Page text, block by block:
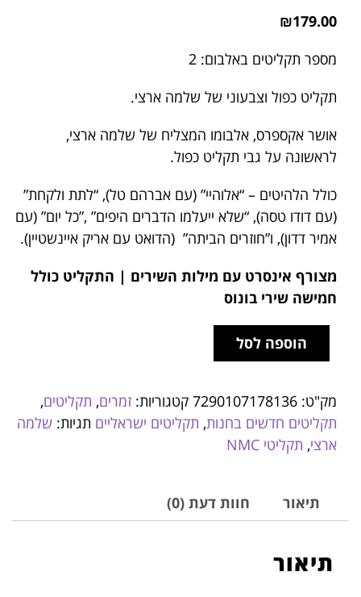
₪179.00
מספר תקליטים באלבום: 2
תקליט כפול וצבעוני של שלמה ארצי.
אושר אקספרס, אלבומו המצליח של שלמה ארצי,
לראשונה על גבי תקליט כפול.
כולל הלהיטים – “אלוהיי” (עם אברהם טל), “לתת ולקחת”
(עם דודו טסה), “שלא ייעלמו הדברים היפים” ,”כל יום” (עם
אמיר דדון), ו”חוזרים הביתה” (הדואט עם אריק איינשטיין).
מצורף אינסרט עם מילות השירים | התקליט כולל
חמישה שירי בונוס
הוספה לסל
מק"ט: 7290107178136 קטגוריות: זמרים, תקליטים,
תקליטים חדשים בחנות, תקליטים ישראליים תגיות: שלמה
ארצי, תקליטי NMC
תיאור חוות דעת (0)
תיאור